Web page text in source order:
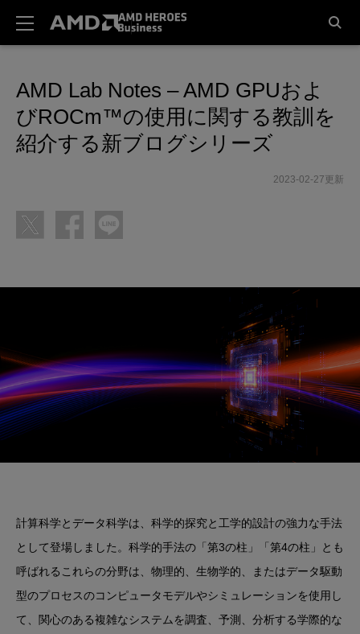
AMD Lab Notes – AMD GPUおよ
びROCm™の使用に関する教訓を
紹介する新ブログシリーズ
2023-02-27更新
計算科学とデータ科学は、科学的探究と工学的設計の強力な手法
として登場しました。科学的手法の「第3の柱」「第4の柱」とも
呼ばれるこれらの分野は、物理的、生物学的、またはデータ駆動
型のプロセスのコンピュータモデルやシミュレーションを使用し
て、関心のある複雑なシステムを調査、予測、分析する学際的な